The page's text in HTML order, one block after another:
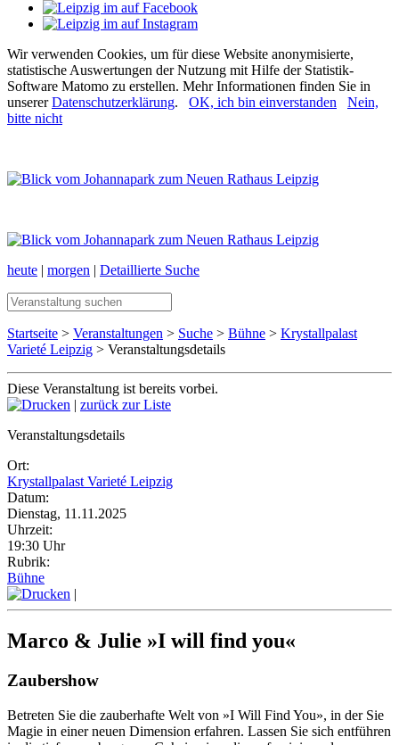
Wir verwenden Cookies, um für diese Website anonymisierte,
statistische Auswertungen der Nutzung mit Hilfe der Statistik-
Software Matomo zu erstellen. Mehr Informationen finden Sie in
unsererDatenschutzerklärung. OK, ich bin einverstanden
Nein,
bitte nicht
heute | morgen | Detaillierte Suche
Startseite > Veranstaltungen > Suche > Bühne > Krystallpalast
Varieté Leipzig > Veranstaltungsdetails
Diese Veranstaltung ist bereits vorbei.
| zurück zur Liste
Veranstaltungsdetails
Ort:
Krystallpalast Varieté Leipzig
Datum:
Dienstag, 11.11.2025
Uhrzeit:
19:30 Uhr
Rubrik:
Bühne
|
Marco & Julie »I will find you«
Zaubershow
Betreten Sie die zauberhafte Welt von »I Will Find You», in der Sie
Magie in einer neuen Dimension erfahren. Lassen Sie sich entführen